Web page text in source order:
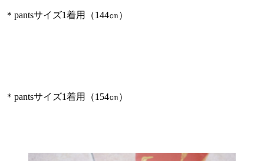
＊pantsサイズ1着用（144㎝）
＊pantsサイズ1着用（154㎝）